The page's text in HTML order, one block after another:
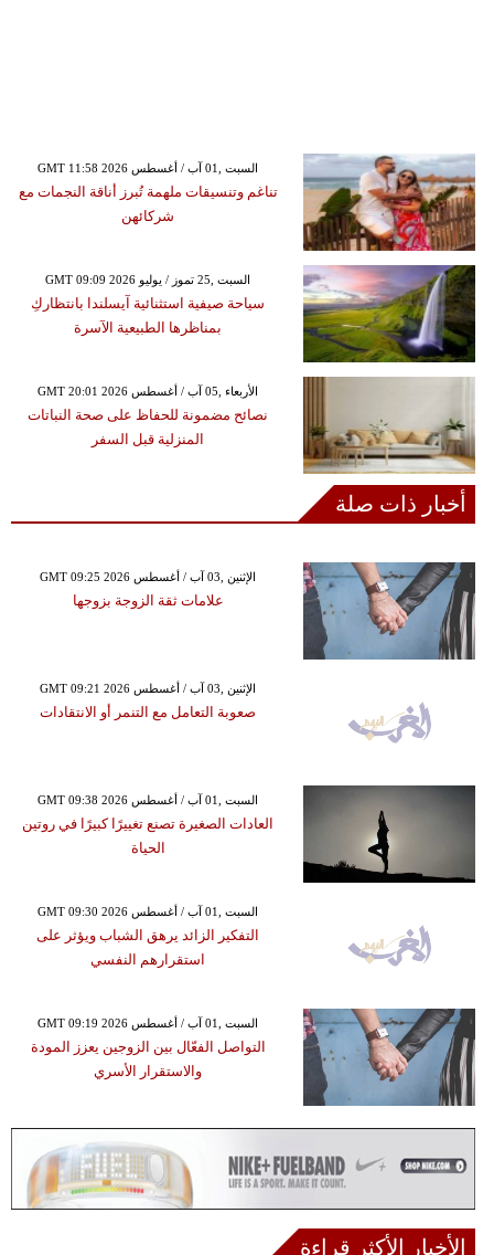
GMT 11:58 2026 السبت ,01 آب / أغسطس
تناغم وتنسيقات ملهمة تُبرز أناقة النجمات مع
شركائهن
GMT 09:09 2026 السبت ,25 تموز / يوليو
سياحة صيفية استثنائية آيسلندا بانتظاركِ
بمناظرها الطبيعية الآسرة
GMT 20:01 2026 الأربعاء ,05 آب / أغسطس
نصائح مضمونة للحفاظ على صحة النباتات
المنزلية قبل السفر
أخبار ذات صلة
GMT 09:25 2026 الإثنين ,03 آب / أغسطس
علامات ثقة الزوجة بزوجها
GMT 09:21 2026 الإثنين ,03 آب / أغسطس
صعوبة التعامل مع التنمر أو الانتقادات
GMT 09:38 2026 السبت ,01 آب / أغسطس
العادات الصغيرة تصنع تغييرًا كبيرًا في روتين
الحياة
GMT 09:30 2026 السبت ,01 آب / أغسطس
التفكير الزائد يرهق الشباب ويؤثر على
استقرارهم النفسي
GMT 09:19 2026 السبت ,01 آب / أغسطس
التواصل الفعّال بين الزوجين يعزز المودة
والاستقرار الأسري
الأخبار الأكثر قراءة